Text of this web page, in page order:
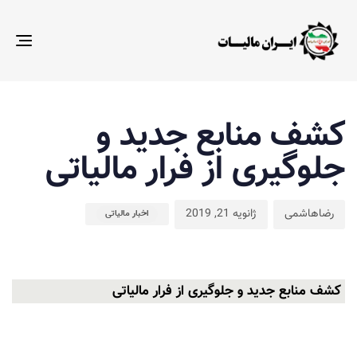
کشف منابع جدید و
جلوگیری از فرار مالیاتی
رضاهاشمی ژانویه 21, 2019 اخبار مالیاتی
کشف منابع جدید و جلوگیری از فرار مالیاتی